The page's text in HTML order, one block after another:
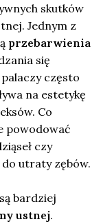
skutków
Jednym z
przebarwienia
się
często
na estetykę
Co
powodować
czy
utraty zębów.
bardziej
ustnej.